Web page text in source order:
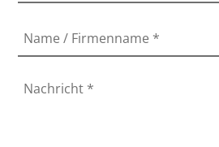
Name / Firmenname *
Nachricht *